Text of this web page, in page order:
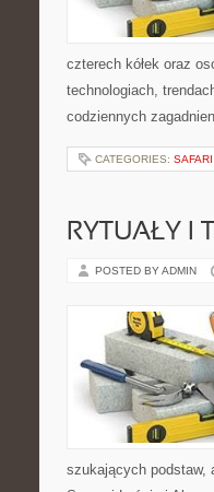
czterech kółek oraz
technologiach,
codziennych
CATEGORIES:
RYTUAŁY I
POSTED BY ADMIN
szukających podstaw,